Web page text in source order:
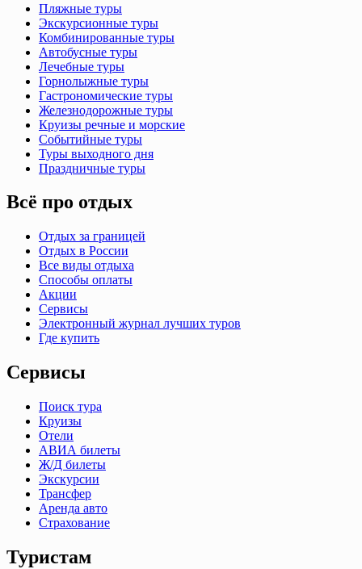
Пляжные туры
Экскурсионные туры
Комбинированные туры
Автобусные туры
Лечебные туры
Горнолыжные туры
Гастрономические туры
Железнодорожные туры
Круизы речные и морские
Событийные туры
Туры выходного дня
Праздничные туры
Всё про отдых
Отдых за границей
Отдых в России
Все виды отдыха
Способы оплаты
Акции
Сервисы
Электронный журнал лучших туров
Где купить
Сервисы
Поиск тура
Круизы
Отели
АВИА билеты
Ж/Д билеты
Экскурсии
Трансфер
Аренда авто
Страхование
Туристам